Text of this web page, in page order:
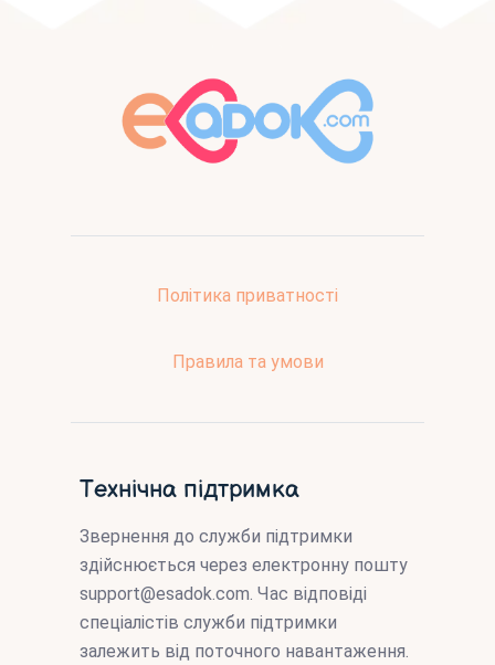
Політика приватності
Правила та умови
Технічна підтримка
Звернення до служби підтримки
здійснюється через електронну пошту
support@esadok.com. Час відповіді
спеціалістів служби підтримки
залежить від поточного навантаження.